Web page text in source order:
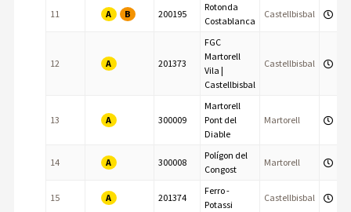
11 A B 200195
Rotonda
Costablanca
Castellbisbal
12 A 201373
FGC
Martorell
Vila |
Castellbisbal
Castellbisbal
13 A 300009
Martorell
Pont del
Diable
Martorell
14 A 300008
Polígon del
Congost
Martorell
15 A 201374
Ferro -
Potassi
Castellbisbal